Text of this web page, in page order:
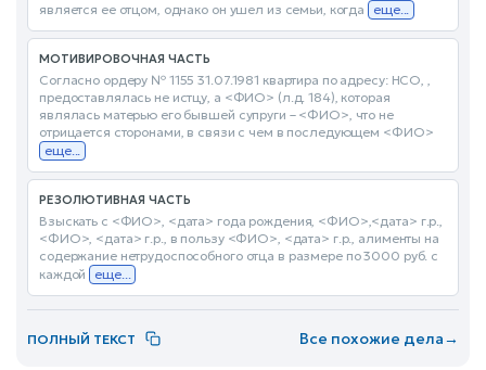
является ее отцом, однако он ушел из семьи, когда
еще...
МОТИВИРОВОЧНАЯ ЧАСТЬ
Согласно ордеру № 1155 31.07.1981 квартира по адресу: НСО, ,
предоставлялась не истцу, а <ФИО> (л.д. 184), которая
являлась матерью его бывшей супруги – <ФИО>, что не
отрицается сторонами, в связи с чем в последующем <ФИО>
еще...
РЕЗОЛЮТИВНАЯ ЧАСТЬ
Взыскать с <ФИО>, <дата> года рождения, <ФИО>,<дата> г.р.,
<ФИО>, <дата> г.р., в пользу <ФИО>, <дата> г.р., алименты на
содержание нетрудоспособного отца в размере по 3000 руб. с
каждой еще...
ПОЛНЫЙ ТЕКСТ Все похожие дела→